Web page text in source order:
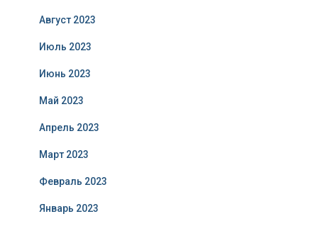
Август 2023
Июль 2023
Июнь 2023
Май 2023
Апрель 2023
Март 2023
Февраль 2023
Январь 2023